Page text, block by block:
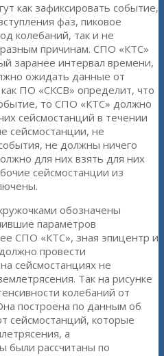
как зафиксировать событие,
фаз, пиковое
колебаний, так и не
причинам. СПО «КТС»
заранее интервал времени,
ожидать данные от
ПО «СКСВ» определит, что
то СПО «КТС» должно
сейсмостанций в течении
сейсмостанции, не
не должны ничего
для них взять для них
сейсмостанции из
обозначены
параметров
СПО «КТС», зная эпицентр и
провести
сейсмостанциях не
Так на рисунке
колебаний от
построена по данным об
сейсмостанций, которые
а
были рассчитаны по